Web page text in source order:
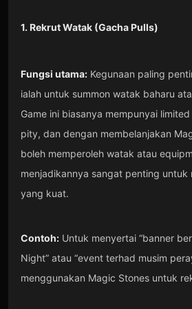
1. Rekrut Watak (Gacha Pulls)
Fungsi utama:Kegunaan paling
ialah untuk summon watak baharu
Game ini biasanya mempunyai
pity, dan dengan membelanjakan
boleh memperoleh watak atau
menjadikannya sangat penting untuk
yang kuat.
Contoh:Untuk menyertai “banner
Night” atau “event terhad musim
menggunakan Magic Stones untuk